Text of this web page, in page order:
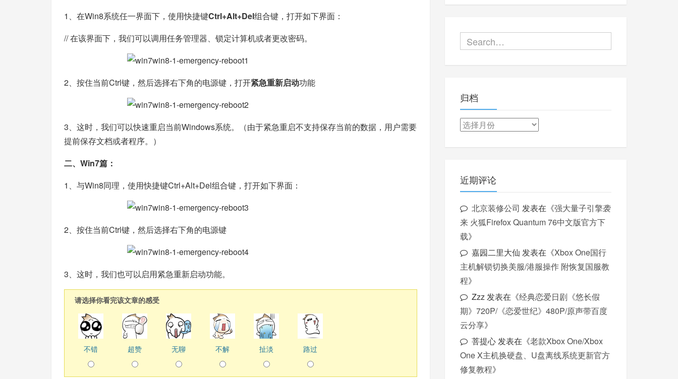
1、在Win8系统任一界面下，使用快捷键Ctrl+Alt+Del组合键，打开如下界面：
// 在该界面下，我们可以调用任务管理器、锁定计算机或者更改密码。
2、按住当前Ctrl键，然后选择右下角的电源键，打开紧急重新启动功能
3、这时，我们可以快速重启当前Windows系统。（由于紧急重启不支持保存当前的数据，用户需要
提前保存文档或者程序。）
二、Win7篇：
1、与Win8同理，使用快捷键Ctrl+Alt+Del组合键，打开如下界面：
2、按住当前Ctrl键，然后选择右下角的电源键
3、这时，我们也可以启用紧急重新启动功能。
请选择你看完该文章的感受
不错 超赞 无聊 不解 扯淡 路过
归档
归
近期评论
北京装修公司 发表在《强大量子引擎袭
来 火狐Firefox Quantum 76中文版官方下
载》
嘉园二里大仙 发表在《Xbox One国行
主机解锁切换美服/港服操作 附恢复国服教
程》
Zzz发表在《经典恋爱日剧《悠长假
期》720P/《恋爱世纪》480P/原声带百度
云分享》
菩提心发表在《老款Xbox One/Xbox
One X主机换硬盘、U盘离线系统更新官方
修复教程》